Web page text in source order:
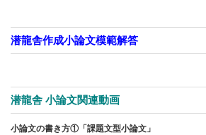
潜龍舎作成小論文模範解答
潜龍舎 小論文関連動画
小論文の書き方①「課題文型小論文」